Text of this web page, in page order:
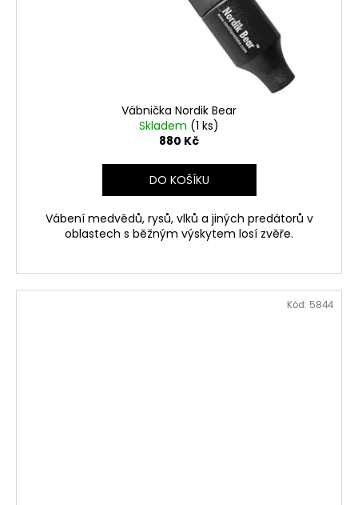
Vábnička Nordik Bear
Skladem (1 ks)
880 Kč
DO KOŠÍKU
Vábení medvědů, rysů, vlků a jiných predátorů v
oblastech s běžným výskytem losí zvěře.
Kód: 5844